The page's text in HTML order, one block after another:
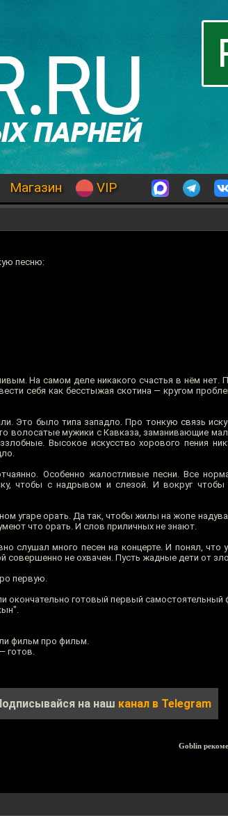
Магазин VIP
песню:
На самом деле никакого счастья в нём нет.
себя как бесстыжая скотина — кругом
Это было типа западло. Про тонкую связь
волосатые мужики с Кавказа, заманивающие
Высокое искусство хорового пения
Особенно жалостливые песни. Все
чтобы с надрывом и слезой. И вокруг
угаре орать. Да так, чтобы жилы на жопе
что орать. И слов приличных не знают.
слушал много песен на концерте. И понял, что
совершенно не охвачен. Пусть жадные дети от
первую.
окончательно готовый первый самостоятельный
фильм про фильм.
— готов.
на наш канал в Telegram
Goblin